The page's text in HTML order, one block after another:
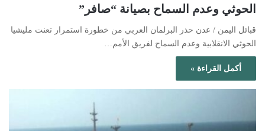
الحوثي وعدم السماح بصيانة “صافر”
قبائل اليمن / عدن حذر البرلمان العربي من خطورة استمرار تعنت مليشيا
الحوثي الانقلابية وعدم السماح لفريق الأمم…
أكمل القراءة »